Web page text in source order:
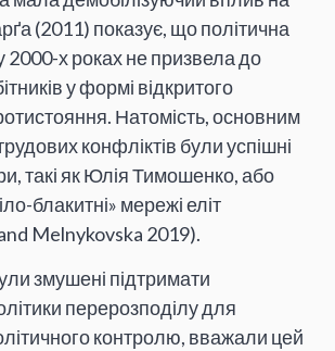
(2011) показує, що політична
2000-х роках не призвела до
у формі відкритого
Натомість, основним
конфліктів були успішні
такі як Юлія Тимошенко, або
блакитні» мережі еліт
Melnykovska 2019).
змушені підтримати
перерозподілу для
контролю, вважали цей